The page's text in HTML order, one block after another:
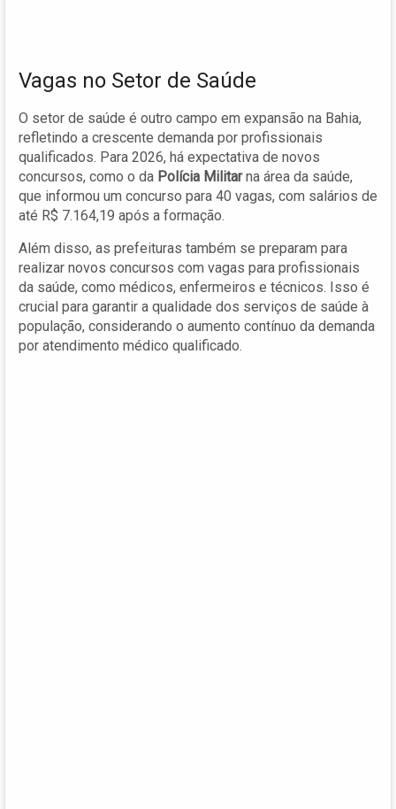
Vagas no Setor de Saúde
O setor de saúde é outro campo em expansão na Bahia,
refletindo a crescente demanda por profissionais
qualificados. Para 2026, há expectativa de novos
concursos, como o da Polícia Militarna área da saúde,
que informou um concurso para 40 vagas, com salários de
até R$ 7.164,19 após a formação.
Além disso, as prefeituras também se preparam para
realizar novos concursos com vagas para profissionais
da saúde, como médicos, enfermeiros e técnicos. Isso é
crucial para garantir a qualidade dos serviços de saúde à
população, considerando o aumento contínuo da demanda
por atendimento médico qualificado.